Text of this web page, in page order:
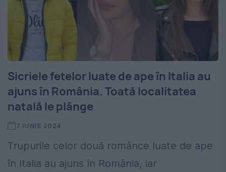
Sicriele fetelor luate de ape în Italia au
ajuns în România. Toată localitatea
natală le plânge
7 IUNIE 2024
Trupurile celor două românce luate de ape
în Italia au ajuns în România, iar